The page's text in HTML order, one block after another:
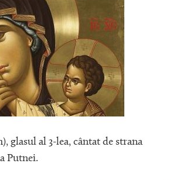
glasul al 3-lea, cântat de strana
Putnei.